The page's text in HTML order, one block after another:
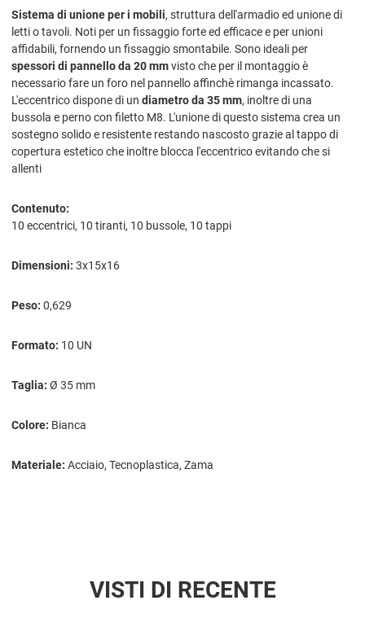
Sistema di unione per i mobili, struttura dell'armadio ed unione di
letti o tavoli. Noti per un fissaggio forte ed efficace e per unioni
affidabili, fornendo un fissaggio smontabile. Sono ideali per
spessori di pannello da 20 mmvisto che per il montaggio è
necessario fare un foro nel pannello affinchè rimanga incassato.
L'eccentrico dispone di un diametro da 35 mm, inoltre di una
bussola e perno con filetto M8. L'unione di questo sistema crea un
sostegno solido e resistente restando nascosto grazie al tappo di
copertura estetico che inoltre blocca l'eccentrico evitando che si
allenti
Contenuto:
10 eccentrici, 10 tiranti, 10 bussole, 10 tappi
Dimensioni: 3x15x16
Peso: 0,629
Formato: 10 UN
Taglia: Ø 35 mm
Colore: Bianca
Materiale: Acciaio, Tecnoplastica, Zama
VISTI DI RECENTE